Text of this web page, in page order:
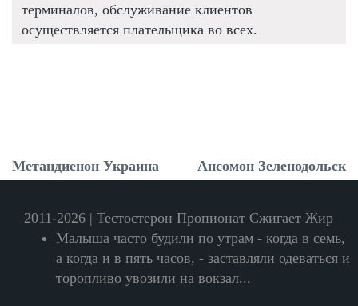
терминалов, обслуживание клиентов
осуществляется плательщика во всех.
Метандиенон Украина Ансомон Зеленодольск
2011-2026 | Тестостерон Пропионат Сжигает Жир
Малыша часто будили по утрам - когда в семь,
а когда и в пять часов, - заставляли одеваться и
торопливо увозили на вокзал...